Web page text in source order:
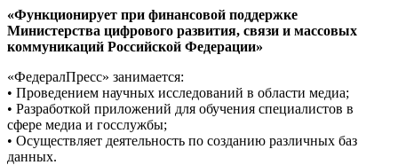
«Функционирует при финансовой поддержке
Министерства цифрового развития, связи и массовых
коммуникаций Российской Федерации»
«ФедералПресс» занимается:
• Проведением научных исследований в области медиа;
• Разработкой приложений для обучения специалистов в
сфере медиа и госслужбы;
• Осуществляет деятельность по созданию различных баз
данных.